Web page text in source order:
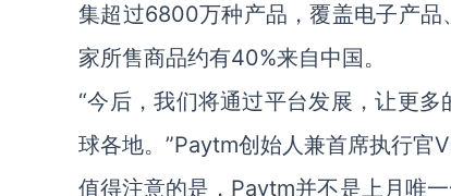
集超过6800万种产品，覆盖电子产
家所售商品约有40%来自中国。
“今后，我们将通过平台发展，让更
球各地。”Paytm创始人兼首席执行官
值得注意的是，Paytm并不是上月唯